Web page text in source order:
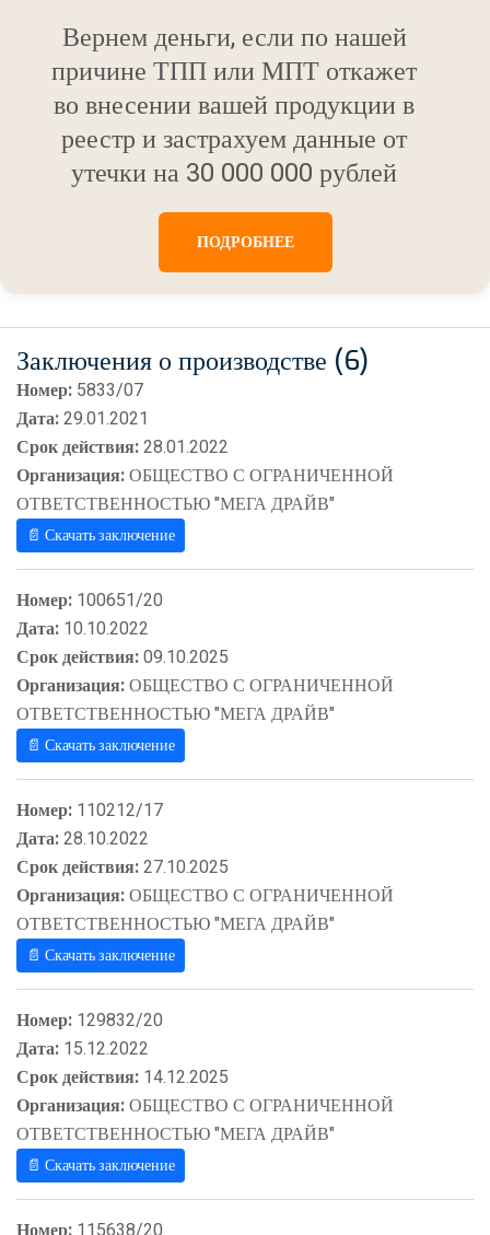
Вернем деньги, если по нашей
причине ТПП или МПТ откажет
во внесении вашей продукции в
реестр и застрахуем данные от
утечки на 30 000 000 рублей
ПОДРОБНЕЕ
Заключения о производстве (6)
Номер: 5833/07
Дата:29.01.2021
Срок действия:28.01.2022
Организация:ОБЩЕСТВО С ОГРАНИЧЕННОЙ
ОТВЕТСТВЕННОСТЬЮ "МЕГА ДРАЙВ"
📄 Скачать заключение
Номер: 100651/20
Дата: 10.10.2022
Срок действия:09.10.2025
Организация:ОБЩЕСТВО С ОГРАНИЧЕННОЙ
ОТВЕТСТВЕННОСТЬЮ "МЕГА ДРАЙВ"
📄 Скачать заключение
Номер: 110212/17
Дата:28.10.2022
Срок действия:27.10.2025
Организация:ОБЩЕСТВО С ОГРАНИЧЕННОЙ
ОТВЕТСТВЕННОСТЬЮ "МЕГА ДРАЙВ"
📄 Скачать заключение
Номер: 129832/20
Дата: 15.12.2022
Срок действия: 14.12.2025
Организация:ОБЩЕСТВО С ОГРАНИЧЕННОЙ
ОТВЕТСТВЕННОСТЬЮ "МЕГА ДРАЙВ"
📄 Скачать заключение